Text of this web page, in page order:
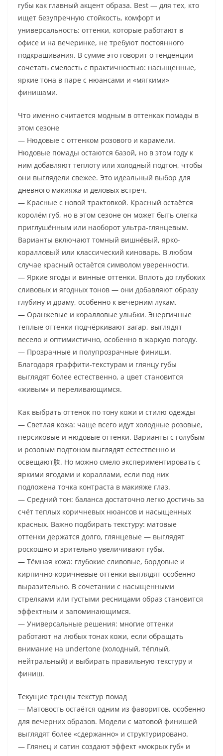
губы как главный акцент образа. Best — для тех, кто
ищет безупречную стойкость, комфорт и
универсальность: оттенки, которые работают в
офисе и на вечеринке, не требуют постоянного
подкрашивания. В сумме это говорит о тенденции
сочетать смелость с практичностью: насыщенные,
яркие тона в паре с нюансами и «мягкими»
финишами.
Что именно считается модным в оттенках помады в
этом сезоне
— Нюдовые с оттенком розового и карамели.
Нюдовые помады остаются базой, но в этом году к
ним добавляют теплоту или холодный подтон, чтобы
они выглядели свежее. Это идеальный выбор для
дневного макияжа и деловых встреч.
— Красные с новой трактовкой. Красный остаётся
королём губ, но в этом сезоне он может быть слегка
приглушённым или наоборот ультра-глянцевым.
Варианты включают томный вишнёвый, ярко-
коралловый или классический киноварь. В любом
случае красный остаётся символом уверенности.
— Яркие ягоды и винные оттенки. Вплоть до глубоких
сливовых и ягодных тонов — они добавляют образу
глубину и драму, особенно к вечерним лукам.
— Оранжевые и коралловые улыбки. Энергичные
теплые оттенки подчёркивают загар, выглядят
весело и оптимистично, особенно в жаркую погоду.
— Прозрачные и полупрозрачные финиши.
Благодаря граффити-текстурам и глянцу губы
выглядят более естественно, а цвет становится
«живым» и переливающимся.
Как выбрать оттенок по тону кожи и стилю одежды
— Светлая кожа: чаще всего идут холодные розовые,
персиковые и нюдовые оттенки. Варианты с голубым
и розовым подтоном выглядят естественно и
освещают肤. Но можно смело экспериментировать с
яркими ягодами и кораллами, если под них
подложена точка контраста в макияже глаз.
— Средний тон: баланса достаточно легко достичь за
счёт теплых коричневых нюансов и насыщенных
красных. Важно подбирать текстуру: матовые
оттенки держатся долго, глянцевые — выглядят
роскошно и зрительно увеличивают губы.
— Тёмная кожа: глубокие сливовые, бордовые и
кирпично-коричневые оттенки выглядят особенно
выразительно. В сочетании с насыщенными
стрелками или густыми ресницами образ становится
эффектным и запоминающимся.
— Универсальные решения: многие оттенки
работают на любых тонах кожи, если обращать
внимание на undertone (холодный, тёплый,
нейтральный) и выбирать правильную текстуру и
финиш.
Текущие тренды текстур помад
— Матовость остаётся одним из фаворитов, особенно
для вечерних образов. Модели с матовой финишей
выглядят более «сдержанно» и структурировано.
— Глянец и сатин создают эффект «мокрых губ» и